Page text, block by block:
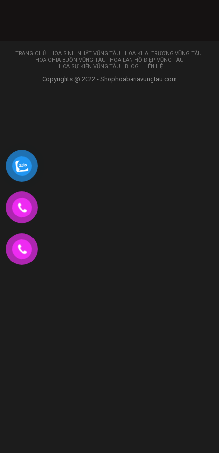
TRANG CHỦ HOA SINH NHẬT VŨNG TÀU
HOA KHAI TRƯƠNG VŨNG TÀU
HOA CHIA BUỒN VŨNG TÀU
HOA LAN HỒ ĐIỆP VŨNG TÀU
HOA SỰ KIỆN VŨNG TÀU
BLOG LIÊN HỆ
Copyrights @ 2022 - Shophoabariavungtau.com